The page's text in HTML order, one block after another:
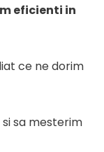
eficienti in
ce ne dorim
sa mesterim